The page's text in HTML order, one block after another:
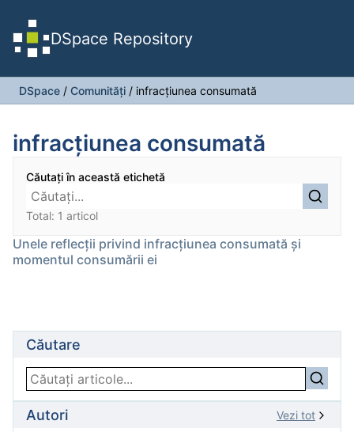
DSpace Repository
DSpace / Comunități / infracţiunea consumată
infracţiunea consumată
Căutați în această etichetă
Total: 1 articol
Unele reflecţii privind infracţiunea consumată şi
momentul consumării ei
Căutare
Autori Vezi tot